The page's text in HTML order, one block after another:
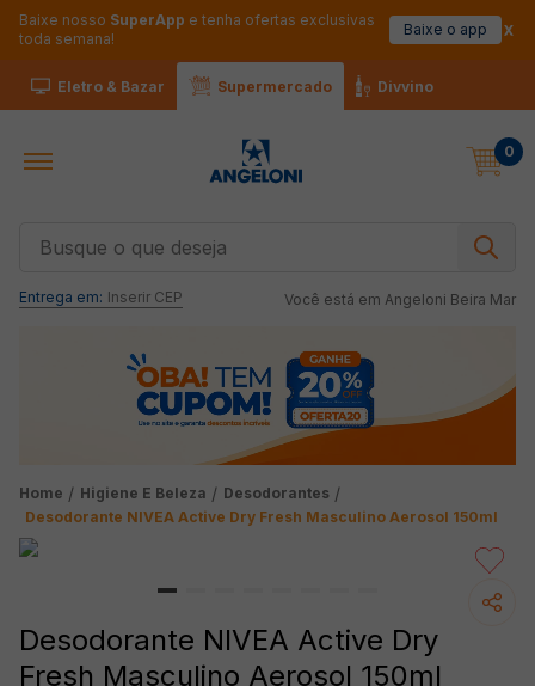
Baixe nosso SuperApp e tenha ofertas exclusivas
toda semana!
Baixe o app
Eletro & Bazar Supermercado Divvino
0
Você está em Angeloni Beira Mar
Entrega em: Inserir CEP
Higiene E Beleza
Desodorantes
Desodorante NIVEA Active Dry Fresh Masculino Aerosol 150ml
Desodorante NIVEA Active Dry
Fresh Masculino Aerosol 150ml